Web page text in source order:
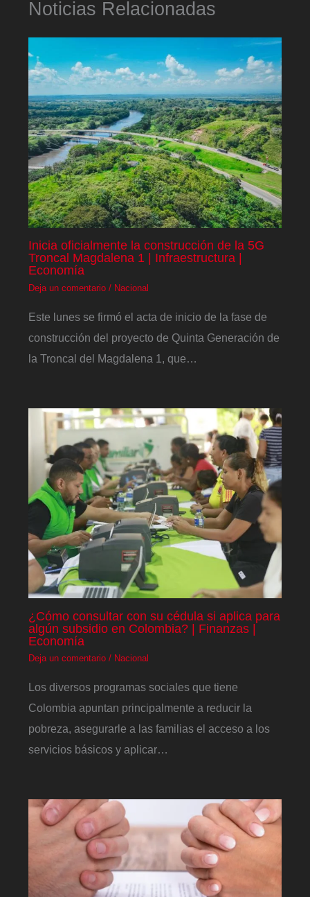
Noticias Relacionadas
Inicia oficialmente la construcción de la 5G
Troncal Magdalena 1 | Infraestructura |
Economía
Deja un comentario / Nacional
Este lunes se firmó el acta de inicio de la fase de
construcción del proyecto de Quinta Generación de
la Troncal del Magdalena 1, que…
¿Cómo consultar con su cédula si aplica para
algún subsidio en Colombia? | Finanzas |
Economía
Deja un comentario / Nacional
Los diversos programas sociales que tiene
Colombia apuntan principalmente a reducir la
pobreza, asegurarle a las familias el acceso a los
servicios básicos y aplicar…